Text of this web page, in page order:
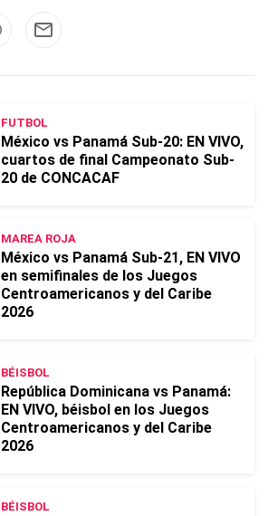
FUTBOL
México vs Panamá Sub-20: EN VIVO,
cuartos de final Campeonato Sub-
20 de CONCACAF
MAREA ROJA
México vs Panamá Sub-21, EN VIVO
en semifinales de los Juegos
Centroamericanos y del Caribe
2026
BÉISBOL
República Dominicana vs Panamá:
EN VIVO, béisbol en los Juegos
Centroamericanos y del Caribe
2026
BÉISBOL